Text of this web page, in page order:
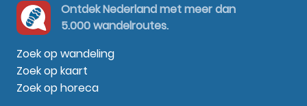
Ontdek Nederland met meer dan
5.000 wandelroutes.
Zoek op wandeling
Zoek op kaart
Zoek op horeca